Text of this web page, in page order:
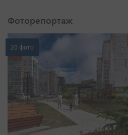
Фоторепортаж
20 фото